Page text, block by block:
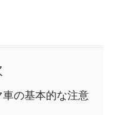
の基本的な注意